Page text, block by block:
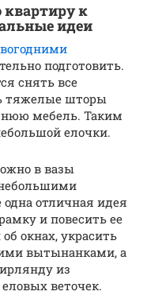
к
идеи
подготовить.
снять все
тяжелые шторы
мебель. Таким
елочки.
в вазы
отличная идея
и повесить ее
окнах, украсить
вытынанками, а
из
веточек.